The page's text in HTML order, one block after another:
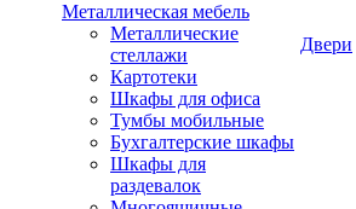
Металлическая мебель
Металлические
стеллажи
Картотеки
Шкафы для офиса
Тумбы мобильные
Бухгалтерские шкафы
Шкафы для
раздевалок
Двери